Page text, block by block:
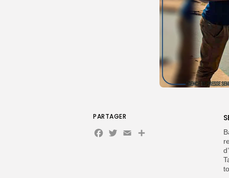
PARTAGER
Facebook
Twitter
EmailPartager